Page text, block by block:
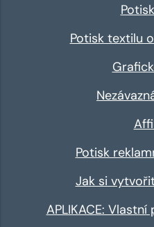
Potisk textilu
Potisk
Jak si
APLIKACE: